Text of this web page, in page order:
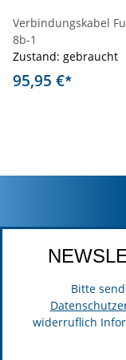
Verbindungskabel
8b-1
Zustand: gebraucht
95,95 €*
Bitte
widerruflich